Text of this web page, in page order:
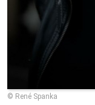
© René Spanka